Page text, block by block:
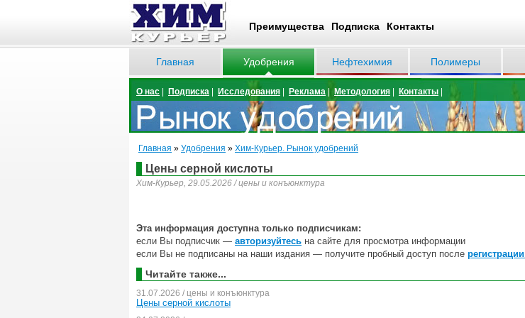
Преимущества Подписка Контакты
Главная Удобрения Нефтехимия Полимеры
О нас Подписка Исследования Реклама Методология Контакты
Главная » Удобрения » Хим-Курьер. Рынок удобрений
Цены серной кислоты
Хим-Курьер, 29.05.2026 / цены и конъюнктура
Эта информация доступна только подписчикам:
если Вы подписчик — авторизуйтесь на сайте для просмотра информации
если Вы не подписаны на наши издания — получите пробный доступ после регистрации
Читайте также...
31.07.2026 / цены и конъюнктура
Цены серной кислоты